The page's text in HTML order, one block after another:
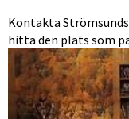
Kontakta
hitta den plats som